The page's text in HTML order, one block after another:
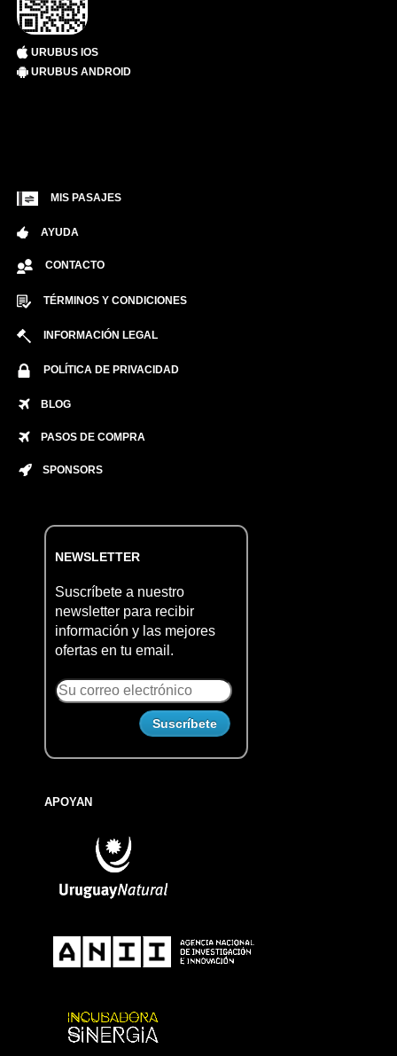
URUBUS IOS
URUBUS ANDROID
MIS PASAJES
AYUDA
CONTACTO
TÉRMINOS Y CONDICIONES
INFORMACIÓN LEGAL
POLÍTICA DE PRIVACIDAD
BLOG
PASOS DE COMPRA
SPONSORS
NEWSLETTER
Suscríbete a nuestro
newsletter para recibir
información y las mejores
ofertas en tu email.
APOYAN